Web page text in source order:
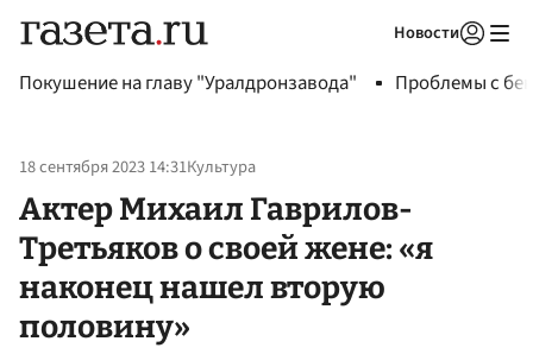
Новости
Покушение на главу "Уралдронзавода" Проблемы с
18 сентября 2023 14:31Культура
Актер Михаил Гаврилов-
Третьяков о своей жене: «я
наконец нашел вторую
половину»